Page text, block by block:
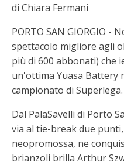
di Chiara Fermani
PORTO SAN GIORGIO -
spettacolo migliore agli
più di 600 abbonati) che
un'ottima Yuasa Battery
campionato di Superlega.
Dal PalaSavelli di Porto
via al tie-break due
neopromossa, ne
brianzoli brilla Arthur